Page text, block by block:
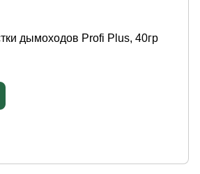
дымоходов Profi Plus, 40гр